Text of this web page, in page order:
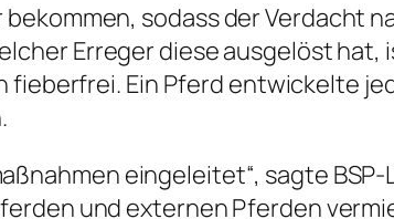
sodass der Verdacht
Erreger diese ausgelöst hat,
Ein Pferd entwickelte
eingeleitet“, sagte
und externen Pferden